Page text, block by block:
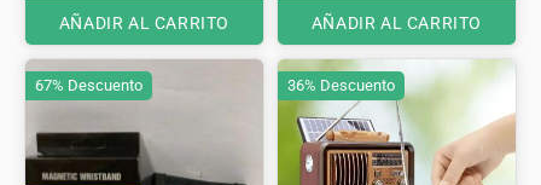
AÑADIR AL CARRITO AÑADIR AL CARRITO
67% Descuento 36% Descuento